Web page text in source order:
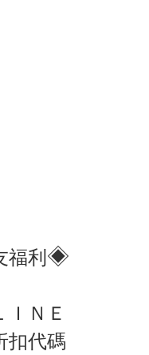
福利◈
ＮＥ
扣代碼